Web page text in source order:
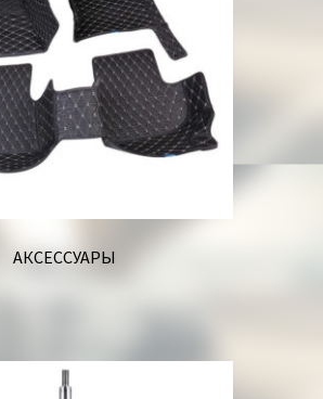
АКСЕССУАРЫ